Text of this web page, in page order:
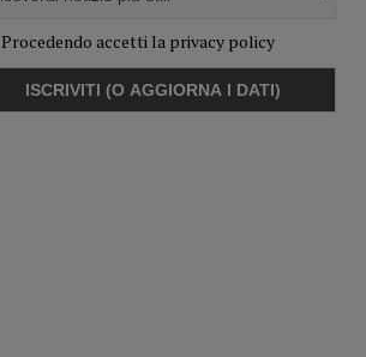
Procedendo accetti la privacy policy